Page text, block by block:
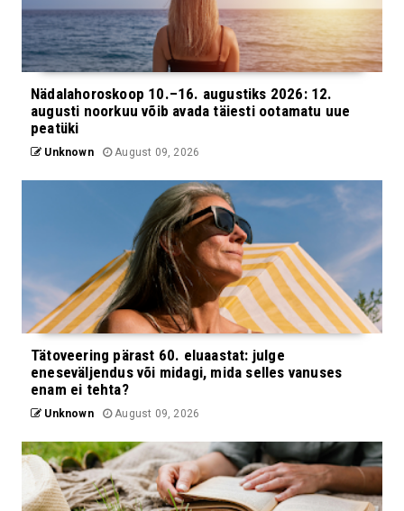
Nädalahoroskoop 10.–16. augustiks 2026: 12.
augusti noorkuu võib avada täiesti ootamatu uue
peatüki
Unknown August 09, 2026
Tätoveering pärast 60. eluaastat: julge
eneseväljendus või midagi, mida selles vanuses
enam ei tehta?
Unknown August 09, 2026